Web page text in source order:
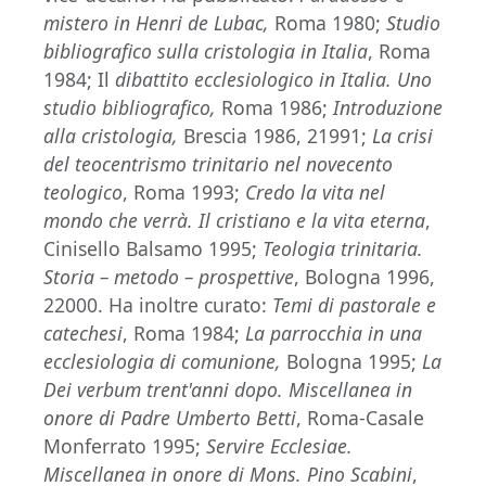
mistero in Henri de Lubac, Roma 1980; Studio
bibliografico sulla cristologia in Italia, Roma
1984; Il dibattito ecclesiologico in Italia. Uno
studio bibliografico, Roma 1986;Introduzione
alla cristologia, Brescia 1986, 21991; La crisi
del teocentrismo trinitario nel novecento
teologico, Roma 1993; Credo la vita nel
mondo che verrà. Il cristiano e la vita eterna,
Cinisello Balsamo 1995; Teologia trinitaria.
Storia – metodo – prospettive, Bologna 1996,
22000. Ha inoltre curato: Temi di pastorale e
catechesi, Roma 1984; La parrocchia in una
ecclesiologia di comunione, Bologna 1995; La
Dei verbum trent'anni dopo. Miscellanea in
onore di Padre Umberto Betti, Roma-Casale
Monferrato 1995; Servire Ecclesiae.
Miscellanea in onore di Mons. Pino Scabini,